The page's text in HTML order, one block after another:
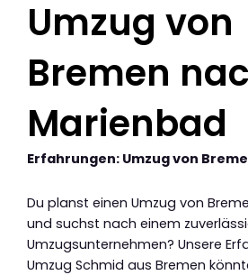
Umzug von
Bremen
Marienbad
Erfahrungen: Umzug von
Du planst einen Umzug von
und suchst nach einem
Umzugsunternehmen? Unsere
Umzug Schmid aus Bremen